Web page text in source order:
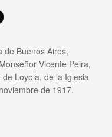
de Buenos Aires,
Vicente Peira,
Loyola, de la Iglesia
de 1917.